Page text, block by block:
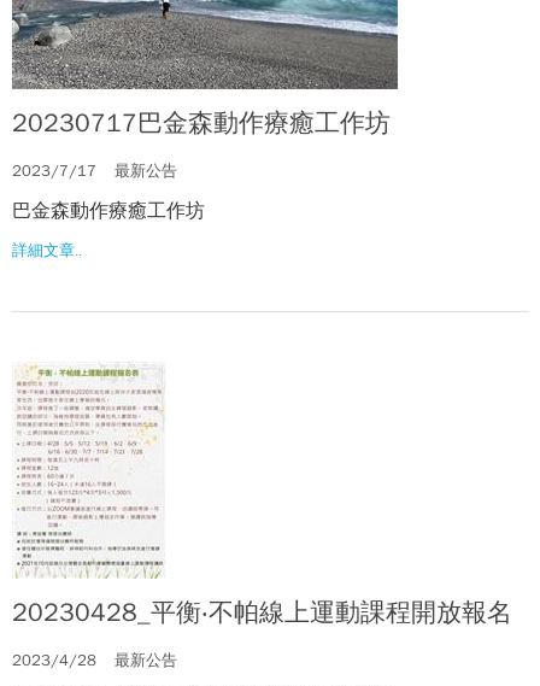
20230717巴金森動作療癒工作坊
2023/7/17 最新公告
巴金森動作療癒工作坊
詳細文章..
20230428_平衡‧不帕線上運動課程開放報名
2023/4/28 最新公告